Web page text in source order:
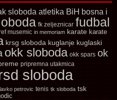
sloboda atletika BiH bosna i
fk zeljeznicar fudbal
musemic in memoriam karate karate
krsg sloboda kuglanje kuglaski
okk sloboda okk spars ok
pripremna utakmica
sloboda
petrovic tenis tk sloboda tsk